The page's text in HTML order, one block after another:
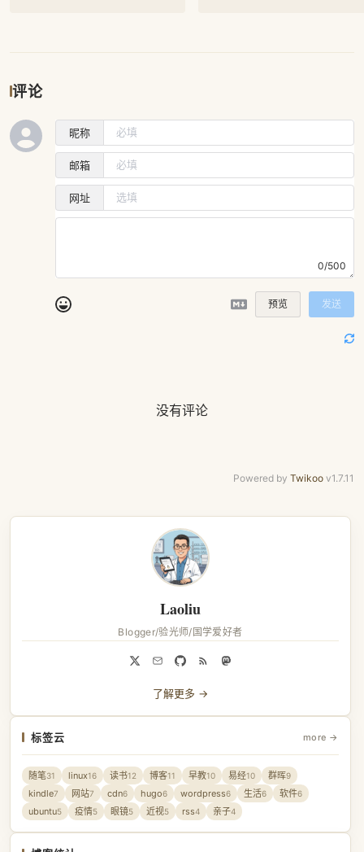
评论
昵称
邮箱
网址
0/500
预览 发送
没有评论
Powered by Twikoo v1.7.11
Laoliu
Blogger/验光师/国学爱好者
了解更多 →
标签云 more →
随笔31 linux16 读书12 博客11 早教10 易经10 群晖9
kindle7 网站7 cdn6 hugo6 wordpress6 生活6 软件6
ubuntu5 疫情5 眼镜5 近视5 rss4 亲子4